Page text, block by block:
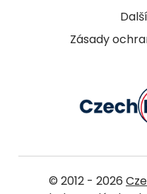
Zásady
© 2012 - 2026